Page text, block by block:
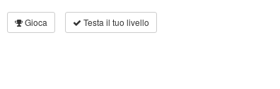
Gioca Testa il tuo livello